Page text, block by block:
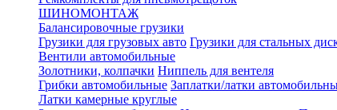
ШИНОМОНТАЖ
Балансировочные грузики
Грузики для грузовых авто Грузики для стальных
Вентили автомобильные
Золотники, колпачки Ниппель для вентеля
Грибки автомобильные Заплатки/латки
Латки камерные круглые